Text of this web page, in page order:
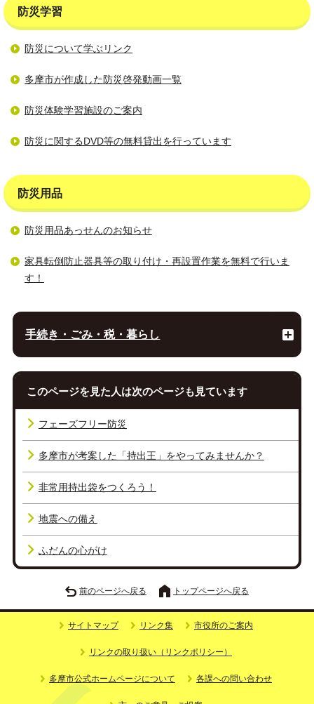
防災学習
防災について学ぶリンク
多摩市が作成した防災啓発動画一覧
防災体験学習施設のご案内
防災に関するDVD等の無料貸出を行っています
防災用品
防災用品あっせんのお知らせ
家具転倒防止器具等の取り付け・再設置作業を無料で行いま
す！
手続き・ごみ・税・暮らし
このページを見た人は次のページも見ています
フェーズフリー防災
多摩市が考案した「持出王」をやってみませんか？
非常用持出袋をつくろう！
地震への備え
ふだんの心がけ
前のページへ戻る トップページへ戻る
サイトマップ リンク集 市役所のご案内
リンクの取り扱い（リンクポリシー）
多摩市公式ホームページについて 各課への問い合わせ